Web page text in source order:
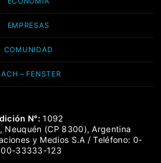
EMPRESAS
COMUNIDAD
– FENSTER
N°: 1092
Neuquén (CP 8300), Argentina
y Medios S.A / Teléfono: 0-
33333-123